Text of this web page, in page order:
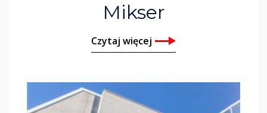
Mikser
Czytaj więcej